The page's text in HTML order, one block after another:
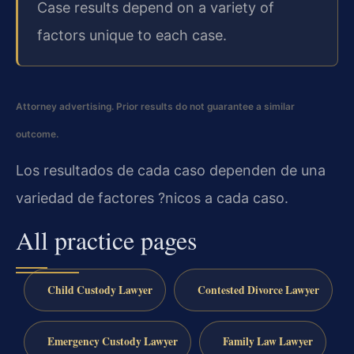
Case results depend on a variety of
factors unique to each case.
Attorney advertising. Prior results do not guarantee a similar
outcome.
Los resultados de cada caso dependen de una
variedad de factores ?nicos a cada caso.
All practice pages
Child Custody Lawyer Contested Divorce Lawyer
Emergency Custody Lawyer Family Law Lawyer